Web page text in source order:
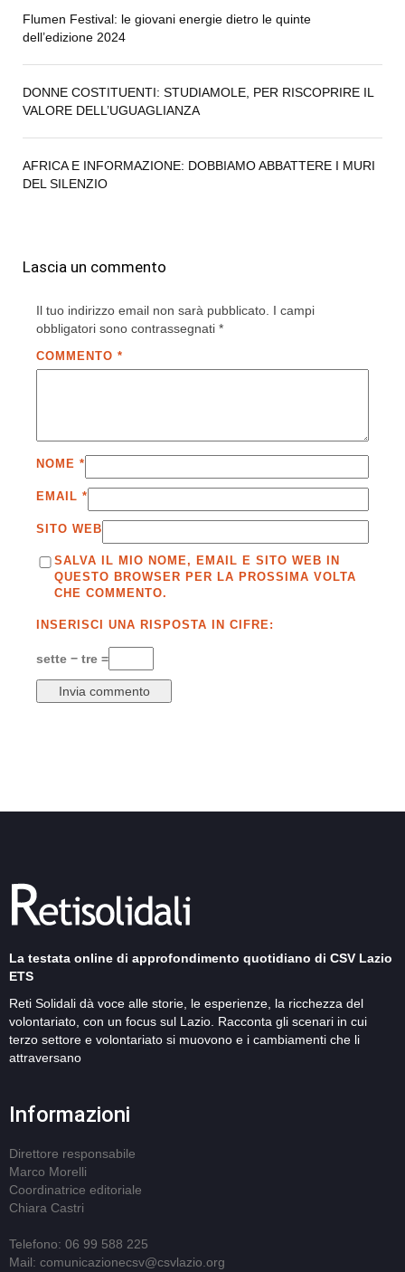
Flumen Festival: le giovani energie dietro le quinte
dell’edizione 2024
DONNE COSTITUENTI: STUDIAMOLE, PER RISCOPRIRE IL
VALORE DELL’UGUAGLIANZA
AFRICA E INFORMAZIONE: DOBBIAMO ABBATTERE I MURI
DEL SILENZIO
Lascia un commento
Il tuo indirizzo email non sarà pubblicato. I campi
obbligatori sono contrassegnati *
COMMENTO *
NOME *
EMAIL *
SITO WEB
SALVA IL MIO NOME, EMAIL E SITO WEB IN
QUESTO BROWSER PER LA PROSSIMA VOLTA
CHE COMMENTO.
INSERISCI UNA RISPOSTA IN CIFRE:
sette − tre =
La testata online di approfondimento quotidiano di CSV Lazio
ETS
Reti Solidali dà voce alle storie, le esperienze, la ricchezza del
volontariato, con un focus sul Lazio. Racconta gli scenari in cui
terzo settore e volontariato si muovono e i cambiamenti che li
attraversano
Informazioni
Direttore responsabile
Marco Morelli
Coordinatrice editoriale
Chiara Castri
Telefono: 06 99 588 225
Mail: comunicazionecsv@csvlazio.org